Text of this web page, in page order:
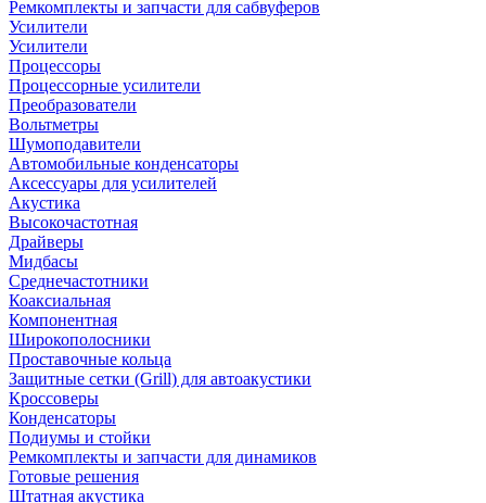
Ремкомплекты и запчасти для сабвуферов
Усилители
Усилители
Процессоры
Процессорные усилители
Преобразователи
Вольтметры
Шумоподавители
Автомобильные конденсаторы
Аксессуары для усилителей
Акустика
Высокочастотная
Драйверы
Мидбасы
Среднечастотники
Коаксиальная
Компонентная
Широкополосники
Проставочные кольца
Защитные сетки (Grill) для автоакустики
Кроссоверы
Конденсаторы
Подиумы и стойки
Ремкомплекты и запчасти для динамиков
Готовые решения
Штатная акустика